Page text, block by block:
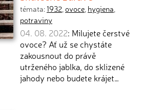
témata:1932,ovoce, hygiena,
potraviny
04. 08. 2022: Milujete čerstvé
ovoce? Ať už se chystáte
zakousnout do právě
utrženého jablka, do sklizené
jahody nebo budete krájet…